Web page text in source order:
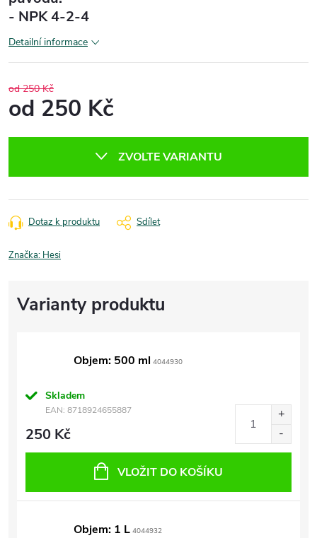
- NPK 4-2-4
Detailní informace
od 250 Kč
od 250 Kč
ZVOLTE VARIANTU
Dotaz k produktu Sdílet
Značka: Hesi
Objem: 500 ml 4044930
Skladem
EAN: 8718924655887
250 Kč
VLOŽIT DO KOŠÍKU
Objem: 1 L 4044932